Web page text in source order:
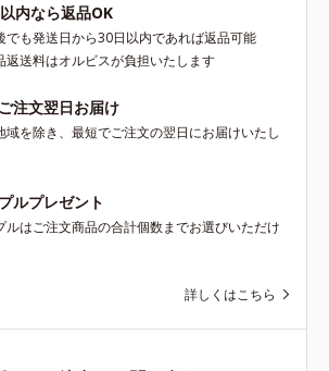
内なら返品OK
でも発送日から30日以内であれば返品可能
送料はオルビスが負担いたします
注文翌日お届け
域を除き、最短でご注文の翌日にお届けいたし
ルプレゼント
ルはご注文商品の合計個数までお選びいただけ
詳しくはこちら